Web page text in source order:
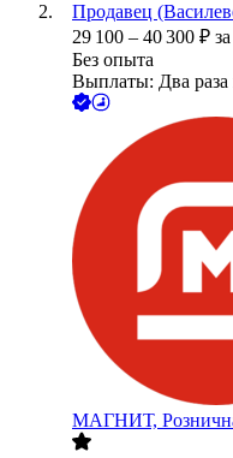
Продавец
29 100 – 40 300 ₽
Без опыта
Выплаты: Два раза
МАГНИТ,